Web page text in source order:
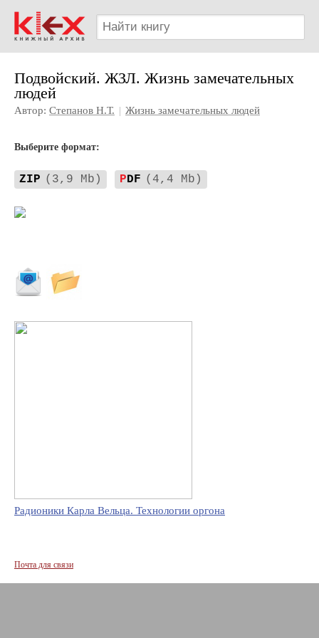
Подвойский. ЖЗЛ. Жизнь замечательных
людей
Автор: Степанов Н.Т. | Жизнь замечательных людей
Выберите формат:
ZIP (3,9 Mb) PDF (4,4 Mb)
Радионики Карла Вельца. Технологии оргона
Почта для связи